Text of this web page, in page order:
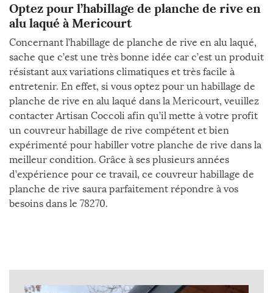
Optez pour l’habillage de planche de rive en
alu laqué à Mericourt
Concernant l’habillage de planche de rive en alu laqué,
sache que c’est une très bonne idée car c’est un produit
résistant aux variations climatiques et très facile à
entretenir. En effet, si vous optez pour un habillage de
planche de rive en alu laqué dans la Mericourt, veuillez
contacter Artisan Coccoli afin qu’il mette à votre profit
un couvreur habillage de rive compétent et bien
expérimenté pour habiller votre planche de rive dans la
meilleur condition. Grâce à ses plusieurs années
d’expérience pour ce travail, ce couvreur habillage de
planche de rive saura parfaitement répondre à vos
besoins dans le 78270.